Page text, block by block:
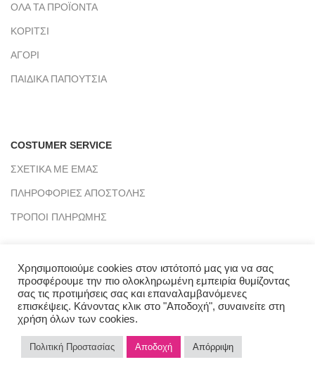
ΟΛΑ ΤΑ ΠΡΟΪΟΝΤΑ
ΚΟΡΙΤΣΙ
ΑΓΟΡΙ
ΠΑΙΔΙΚΑ ΠΑΠΟΥΤΣΙΑ
COSTUMER SERVICE
ΣΧΕΤΙΚΑ ΜΕ ΕΜΑΣ
ΠΛΗΡΟΦΟΡΙΕΣ ΑΠΟΣΤΟΛΗΣ
ΤΡΟΠΟΙ ΠΛΗΡΩΜΗΣ
CLICKMYWAY 2021 - PREMIUM E-COMMERCE SOLUTIONS.
Χρησιμοποιούμε cookies στον ιστότοπό μας για να σας
προσφέρουμε την πιο ολοκληρωμένη εμπειρία θυμίζοντας
σας τις προτιμήσεις σας και επαναλαμβανόμενες
επισκέψεις. Κάνοντας κλικ στο "Αποδοχή", συναινείτε στη
χρήση όλων των cookies.
Πολιτική Προστασίας Αποδοχή Απόρριψη
0